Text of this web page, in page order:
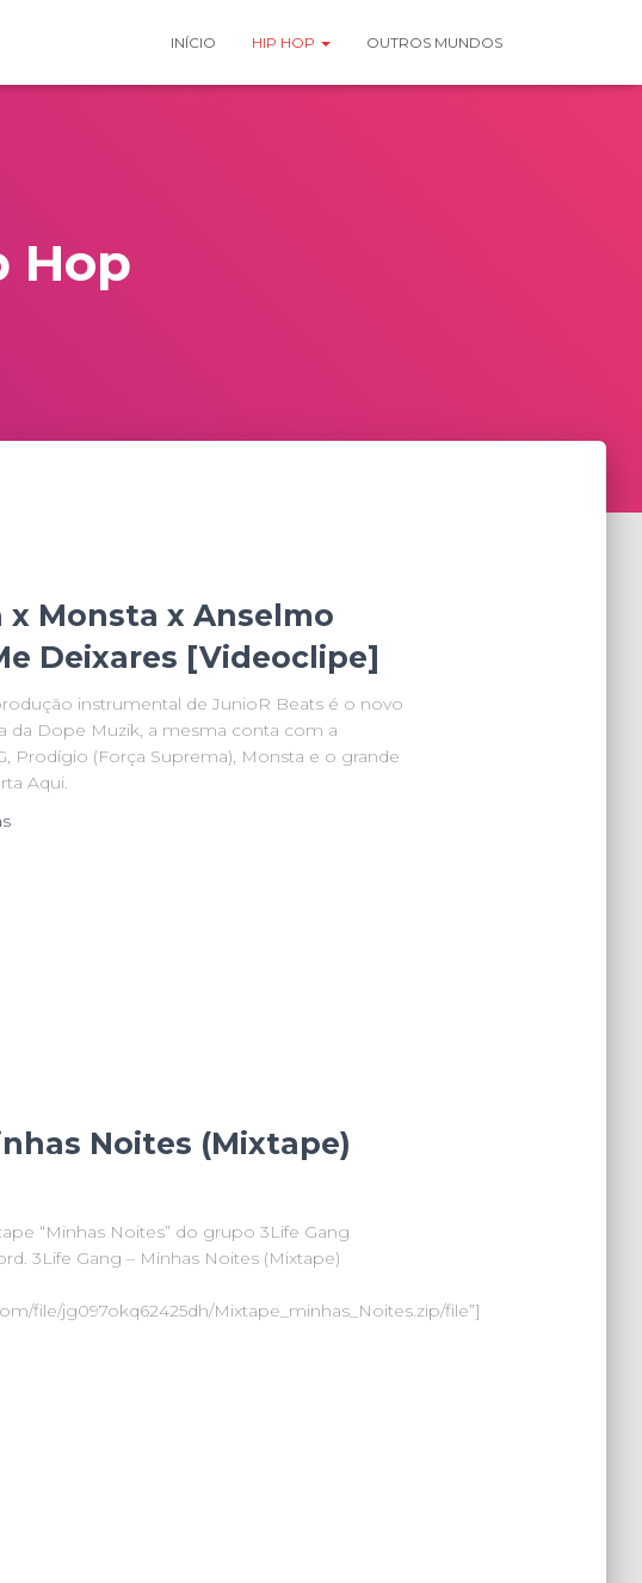
INÍCIO HIP HOP OUTROS MUNDOS
Hop
x Monsta x Anselmo
Deixares [Videoclipe]
instrumental de JunioR Beats é o novo
da Dope Muzik, a mesma conta com a
Prodígio (Força Suprema), Monsta e o grande
Aqui.
Noites (Mixtape)
“Minhas Noites” do grupo 3Life Gang
3Life Gang – Minhas Noites (Mixtape)
file/jg097okq62425dh/Mixtape_minhas_Noites.zip/file”]